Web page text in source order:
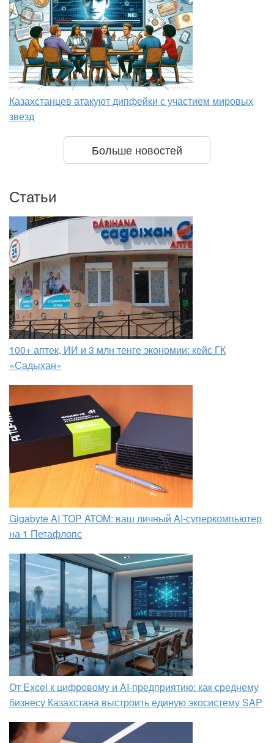
Казахстанцев атакуют дипфейки с участием мировых
звезд
Больше новостей
Статьи
100+ аптек, ИИ и 3 млн тенге экономии: кейс ГК
«Садыхан»
Gigabyte AI TOP ATOM: ваш личный AI-суперкомпьютер
на 1 Петафлопс
От Excel к цифровому и AI‑предприятию: как среднему
бизнесу Казахстана выстроить единую экосистему SAP